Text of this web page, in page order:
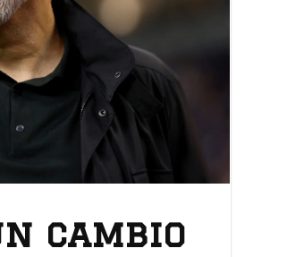
cambio